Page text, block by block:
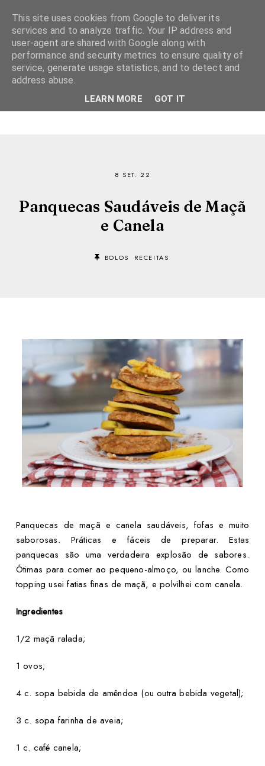
8 SET. 22
Panquecas Saudáveis de Maçã
e Canela
BOLOS RECEITAS
Panquecas de maçã e canela saudáveis, fofas e muito
saborosas. Práticas e fáceis de preparar. Estas
panquecas são uma verdadeira explosão de sabores.
Ótimas para comer ao pequeno-almoço, ou lanche. Como
topping usei fatias finas de maçã, e polvilhei com canela.
Ingredientes
1/2 maçã ralada;
1 ovos;
4 c. sopa bebida de amêndoa (ou outra bebida vegetal);
3 c. sopa farinha de aveia;
1 c. café canela;
This site uses cookies from Google to deliver its
services and to analyze traffic. Your IP address and
user-agent are shared with Google along with
performance and security metrics to ensure quality of
service, generate usage statistics, and to detect and
address abuse.
LEARN MORE GOT IT